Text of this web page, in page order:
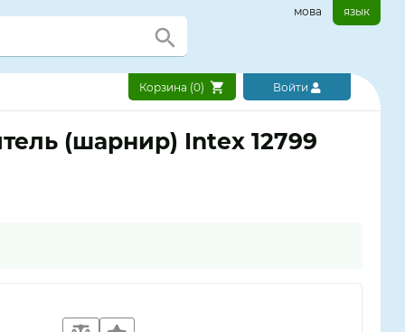
мова язык
Корзина (0) Войти
(шарнир) Intex 12799